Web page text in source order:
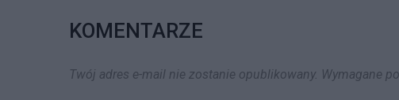
KOMENTARZE
Twój adres e-mail nie zostanie opublikowany. Wymagane